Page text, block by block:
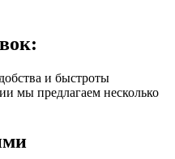
и быстроты
мы предлагаем несколько